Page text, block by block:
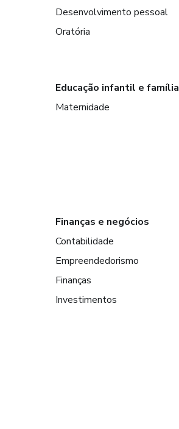
Desenvolvimento pessoal
Oratória
Educação infantil e família
Maternidade
Finanças e negócios
Contabilidade
Empreendedorismo
Finanças
Investimentos